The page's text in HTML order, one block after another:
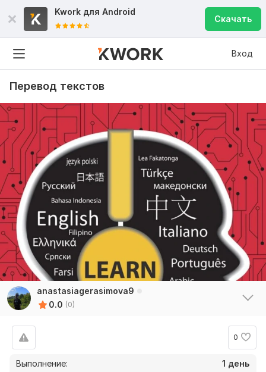
Kwork для Android
Скачать
Вход
Перевод текстов
anastasiagerasimova9
0.0 (0)
0
Выполнение:
1 день